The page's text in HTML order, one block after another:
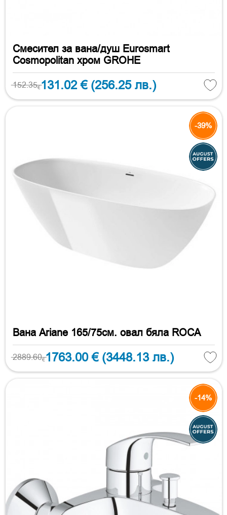
Смесител за вана/душ Eurosmart
Cosmopolitan хром GROHE
152.35€131.02 € (256.25 лв.)
-39%
Вана Ariane 165/75см. овал бяла ROCA
2889.60€1763.00 € (3448.13 лв.)
-14%